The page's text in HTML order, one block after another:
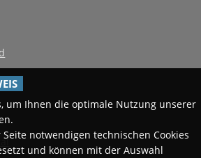
um Ihnen die optimale Nutzung unserer
notwendigen technischen Cookies
und können mit der Auswahl